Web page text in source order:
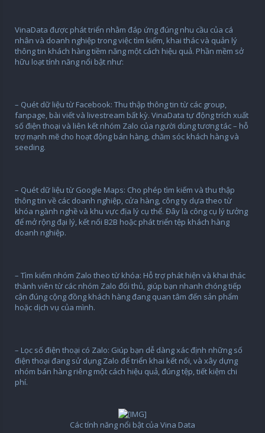
VinaData được phát triển nhằm đáp ứng đúng nhu cầu của cá
nhân và doanh nghiệp trong việc tìm kiếm, khai thác và quản lý
thông tin khách hàng tiềm năng một cách hiệu quả. Phần mềm sở
hữu loạt tính năng nổi bật như:
– Quét dữ liệu từ Facebook: Thu thập thông tin từ các group,
fanpage, bài viết và livestream bất kỳ. VinaData tự động trích xuất
số điện thoại và liên kết nhóm Zalo của người dùng tương tác – hỗ
trợ mạnh mẽ cho hoạt động bán hàng, chăm sóc khách hàng và
seeding.
– Quét dữ liệu từ Google Maps: Cho phép tìm kiếm và thu thập
thông tin về các doanh nghiệp, cửa hàng, công ty dựa theo từ
khóa ngành nghề và khu vực địa lý cụ thể. Đây là công cụ lý tưởng
để mở rộng đại lý, kết nối B2B hoặc phát triển tệp khách hàng
doanh nghiệp.
– Tìm kiếm nhóm Zalo theo từ khóa: Hỗ trợ phát hiện và khai thác
thành viên từ các nhóm Zalo đối thủ, giúp bạn nhanh chóng tiếp
cận đúng cộng đồng khách hàng đang quan tâm đến sản phẩm
hoặc dịch vụ của mình.
– Lọc số điện thoại có Zalo: Giúp bạn dễ dàng xác định những số
điện thoại đang sử dụng Zalo để triển khai kết nối, và xây dựng
nhóm bán hàng riêng một cách hiệu quả, đúng tệp, tiết kiệm chi
phí.
Các tính năng nổi bật của Vina Data​